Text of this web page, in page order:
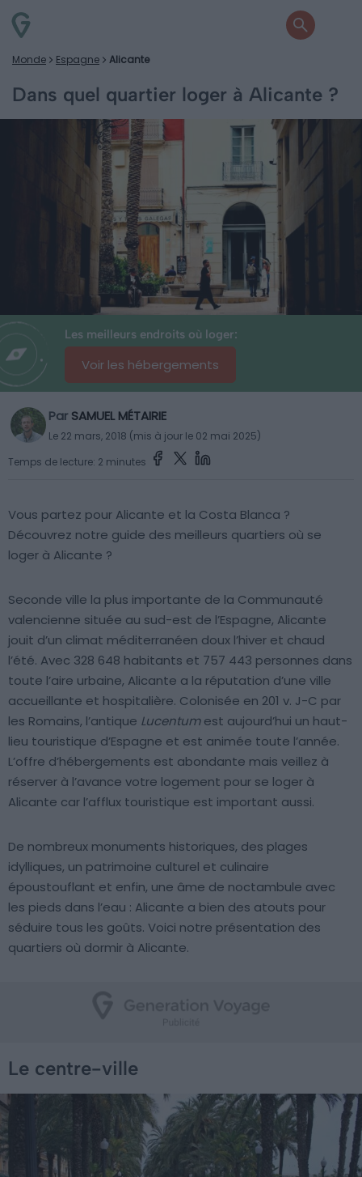
Monde Espagne Alicante
Dans quel quartier loger à Alicante ?
Les meilleurs endroits où loger:
Voir les hébergements
Par SAMUEL MÉTAIRIE
Le 22 mars, 2018 (mis à jour le 02 mai 2025)
Temps de lecture: 2 minutes
Vous partez pour Alicante et la Costa Blanca ?
Découvrez notre guide des meilleurs quartiers où se
loger à Alicante ?
Seconde ville la plus importante de la Communauté
valencienne située au sud-est de l’Espagne, Alicante
jouit d’un climat méditerranéen doux l’hiver et chaud
l’été. Avec 328 648 habitants et 757 443 personnes dans
toute l’aire urbaine, Alicante a la réputation d’une ville
accueillante et hospitalière. Colonisée en 201 v. J-C par
les Romains, l’antique Lucentumest aujourd’hui un haut-
lieu touristique d’Espagne et est animée toute l’année.
L’offre d’hébergements est abondante mais veillez à
réserver à l’avance votre logement pour se loger à
Alicante car l’afflux touristique est important aussi.
De nombreux monuments historiques, des plages
idylliques, un patrimoine culturel et culinaire
époustouflant et enfin, une âme de noctambule avec
les pieds dans l’eau : Alicante a bien des atouts pour
séduire tous les goûts. Voici notre présentation des
quartiers où dormir à Alicante.
Le centre-ville